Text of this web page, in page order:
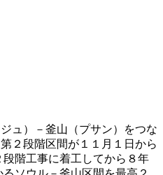
ュ）－釜山（プサン）をつな
２段階区間が１１月１日から
階工事に着工してから８年